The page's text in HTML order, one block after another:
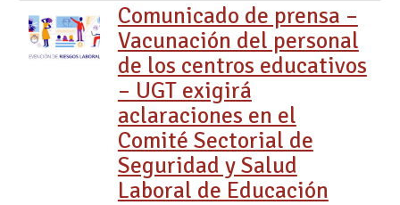
Comunicado de prensa –
Vacunación del personal
de los centros educativos
– UGT exigirá
aclaraciones en el
Comité Sectorial de
Seguridad y Salud
Laboral de Educación